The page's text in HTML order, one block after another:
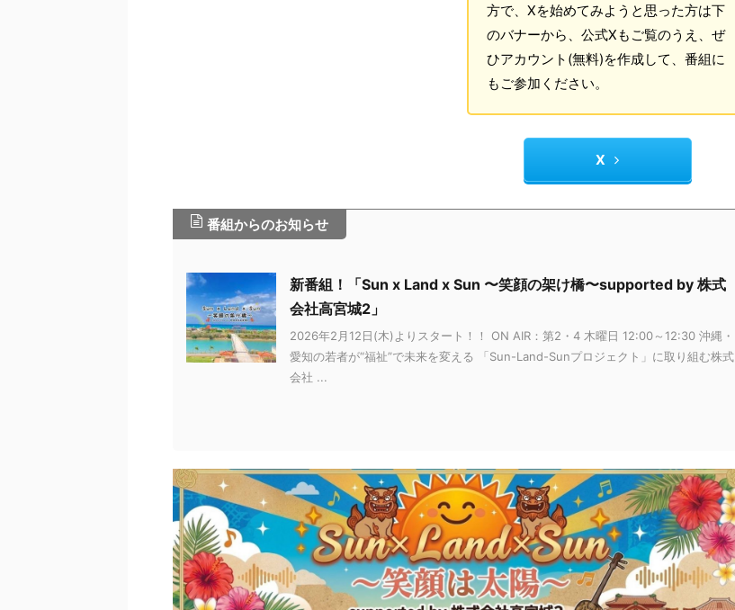
方で、Xを始めてみようと思った方は下
のバナーから、公式Xもご覧のうえ、ぜ
ひアカウント(無料)を作成して、番組に
もご参加ください。
X
番組からのお知らせ
新番組！「Sun x Land x Sun 〜笑顔の架け橋〜supported by 株式
会社高宮城2」
2026年2月12日(木)よりスタート！！ ON AIR：第2・4 木曜日 12:00～12:30 沖縄・
愛知の若者が“福祉”で未来を変える 「Sun-Land-Sunプロジェクト」に取り組む株式
会社 ...